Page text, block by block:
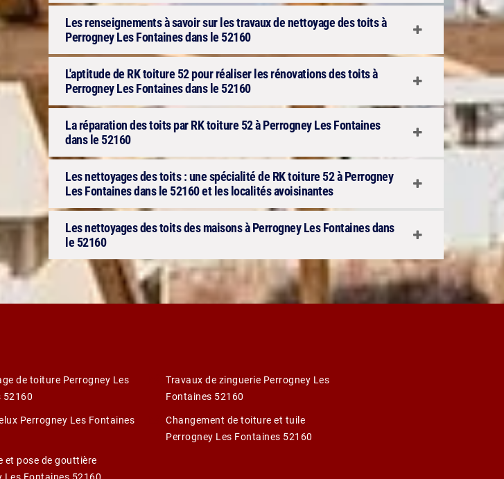
Les renseignements à savoir sur les travaux de nettoyage des toits à
Perrogney Les Fontaines dans le 52160
L'aptitude de RK toiture 52 pour réaliser les rénovations des toits à
Perrogney Les Fontaines dans le 52160
La réparation des toits par RK toiture 52 à Perrogney Les Fontaines
dans le 52160
Les nettoyages des toits : une spécialité de RK toiture 52 à Perrogney
Les Fontaines dans le 52160 et les localités avoisinantes
Les nettoyages des toits des maisons à Perrogney Les Fontaines dans
le 52160
de toiture Perrogney Les
52160
Perrogney Les Fontaines
et pose de gouttière
Les Fontaines 52160
Travaux de zinguerie Perrogney Les
Fontaines 52160
Changement de toiture et tuile
Perrogney Les Fontaines 52160